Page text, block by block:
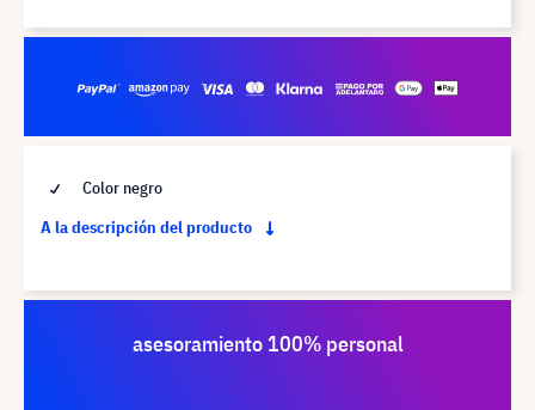
Color negro
A la descripción del producto
asesoramiento 100% personal